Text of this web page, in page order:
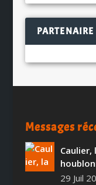
PARTENAIRE
Messages
29 Juil